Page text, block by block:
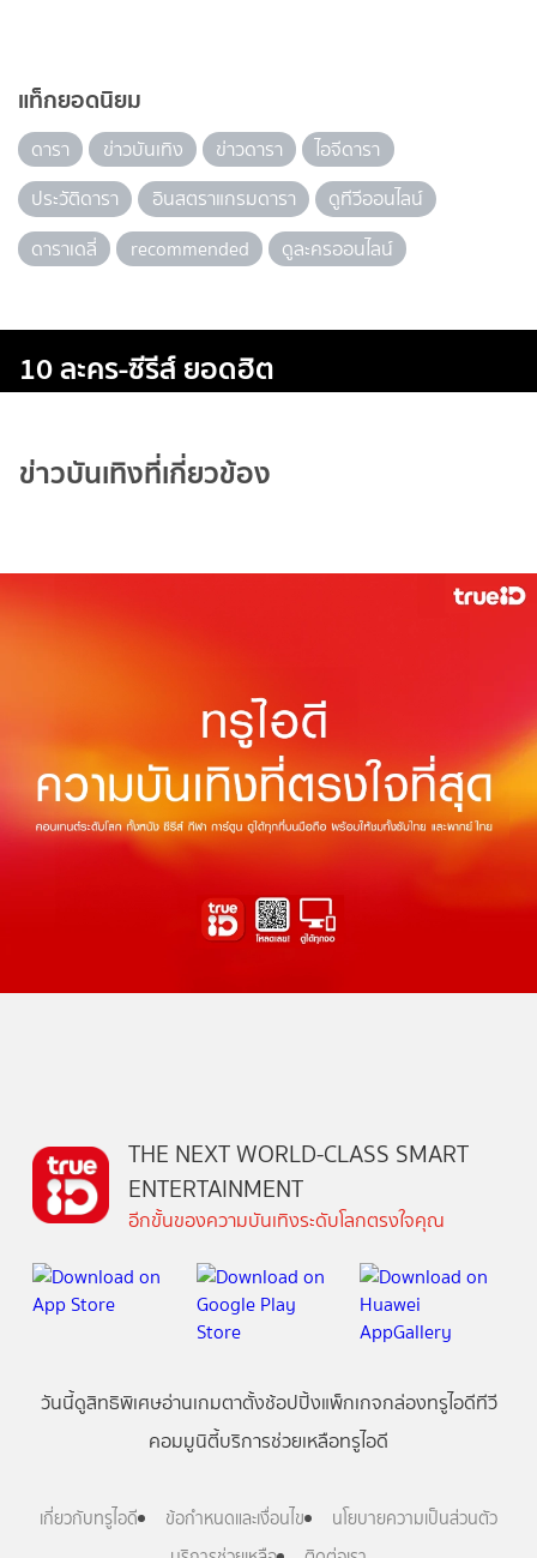
แท็กยอดนิยม
ดารา ข่าวบันเทิง ข่าวดารา
ไอจีดารา
ประวัติดารา
อินสตราแกรมดารา
ดูทีวีออนไลน์
ดาราเดลี่
recommended ดูละครออนไลน์
10 ละคร-ซีรีส์ ยอดฮิต
ข่าวบันเทิงที่เกี่ยวข้อง
THE NEXT WORLD-CLASS SMART
ENTERTAINMENT
อีกขั้นของความบันเทิงระดับโลกตรงใจคุณ
วันนี้ดูสิทธิพิเศษอ่านเกมตาตั้งช้อปปิ้งแพ็กเกจกล่องทรูไอดีทีวี
คอมมูนิตี้บริการช่วยเหลือทรูไอดี
เกี่ยวกับทรูไอดี ข้อกำหนดและเงื่อนไข
นโยบายความเป็นส่วนตัว